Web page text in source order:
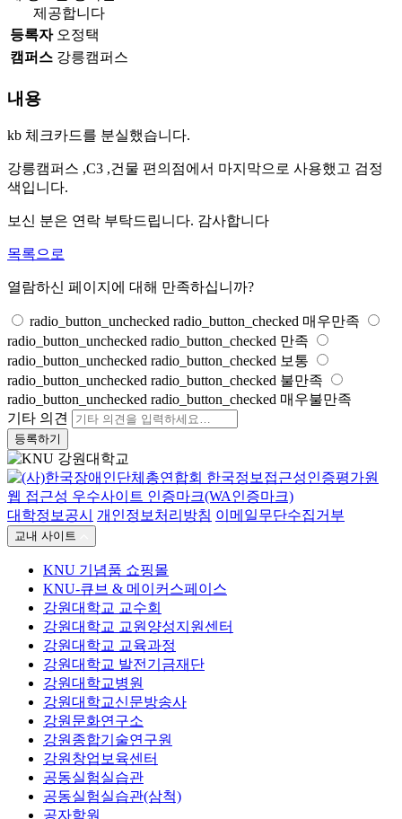
제공합니다
등록자 오정택
캠퍼스 강릉캠퍼스
내용
kb 체크카드를 분실했습니다.
강릉캠퍼스 ,C3 ,건물 편의점에서 마지막으로 사용했고 검정
색입니다.
보신 분은 연락 부탁드립니다. 감사합니다
목록으로
열람하신 페이지에 대해 만족하십니까?
radio_button_unchecked radio_button_checked 매우만족
radio_button_unchecked radio_button_checked 만족
radio_button_unchecked radio_button_checked 보통
radio_button_unchecked radio_button_checked 불만족
radio_button_unchecked radio_button_checked 매우불만족
기타 의견
등록하기
대학정보공시 개인정보처리방침 이메일무단수집거부
교내 사이트
KNU 기념품 쇼핑몰
KNU-큐브 & 메이커스페이스
강원대학교 교수회
강원대학교 교원양성지원센터
강원대학교 교육과정
강원대학교 발전기금재단
강원대학교병원
강원대학교신문방송사
강원문화연구소
강원종합기술연구원
강원창업보육센터
공동실험실습관
공동실험실습관(삼척)
공자학원